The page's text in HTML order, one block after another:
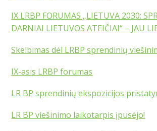
IX LRBP FORUMAS „LIETUVA 2030:
DARNIAI LIETUVOS ATEIČIAI“ – JAU
Skelbimas dėl LRBP sprendinių
IX-asis LRBP forumas
LR BP sprendinių ekspozicijos
LR BP viešinimo laikotarpis įpusėjo!